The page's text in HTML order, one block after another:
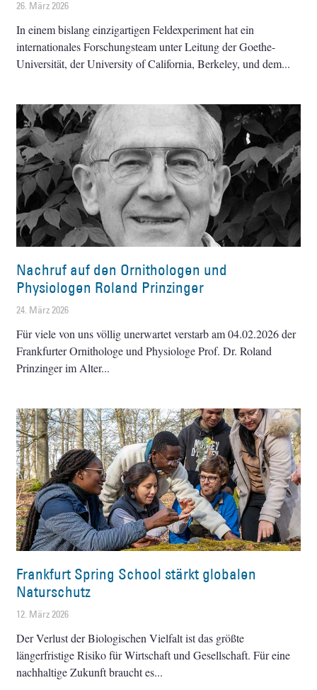
26. März 2026
In einem bislang einzigartigen Feldexperiment hat ein
internationales Forschungsteam unter Leitung der Goethe-
Universität, der University of California, Berkeley, und dem
Nachruf auf den Ornithologen und
Physiologen Roland Prinzinger
24. März 2026
Für viele von uns völlig unerwartet verstarb am 04.02.2026 der
Frankfurter Ornithologe und Physiologe Prof. Dr. Roland
Prinzinger im Alter
Frankfurt Spring School stärkt globalen
Naturschutz
12. März 2026
Der Verlust der Biologischen Vielfalt ist das größte
längerfristige Risiko für Wirtschaft und Gesellschaft. Für eine
nachhaltige Zukunft braucht es